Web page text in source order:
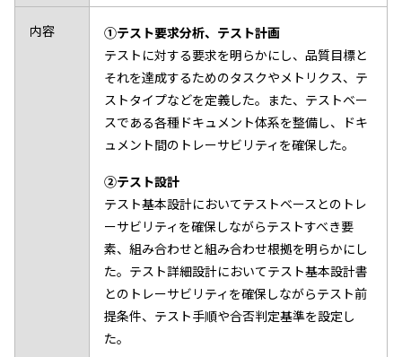
内容
①テスト要求分析、テスト計画
テストに対する要求を明らかにし、品質目標と
それを達成するためのタスクやメトリクス、テ
ストタイプなどを定義した。また、テストベー
スである各種ドキュメント体系を整備し、ドキ
ュメント間のトレーサビリティを確保した。
②テスト設計
テスト基本設計においてテストベースとのトレ
ーサビリティを確保しながらテストすべき要
素、組み合わせと組み合わせ根拠を明らかにし
た。テスト詳細設計においてテスト基本設計書
とのトレーサビリティを確保しながらテスト前
提条件、テスト手順や合否判定基準を設定し
た。